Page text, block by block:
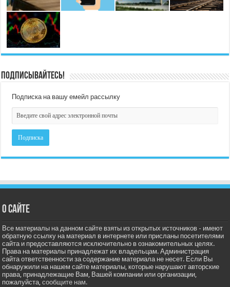
Подписывайтесь!
Подписка на вашу емейл рассылку
О сайте
Все материалы на данном сайте взяты из открытых источников - имеют
обратную ссылку на материал в интернете или присланы посетителями
сайта и предоставляются исключительно в ознакомительных целях.
Права на материалы принадлежат их владельцам. Администрация
сайта ответственности за содержание материала не несет. Если Вы
обнаружили на нашем сайте материалы, которые нарушают авторские
права, принадлежащие Вам, Вашей компании или организации,
пожалуйста,сообщите нам.